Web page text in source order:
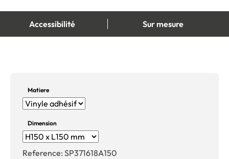
Accessibilité Sur mesure
Matiere
Dimension
Reference: SP371618A150